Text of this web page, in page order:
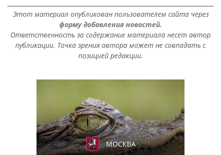
Этот материал опубликован пользователем сайта через
форму добавления новостей.
Ответственность за содержание материала несет автор
публикации. Точка зрения автора может не совпадать с
позицией редакции.
МОСКВА